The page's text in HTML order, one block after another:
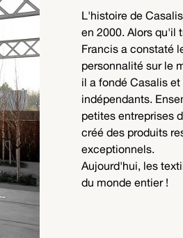
L'histoire de
en 2000. Alors qu'il
Francis a constaté
personnalité sur le
il a fondé Casalis
indépendants.
petites entreprises
créé des produits
exceptionnels.
Aujourd'hui, les
du monde entier !